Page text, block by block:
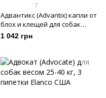
7
Адвантикс (Advantix) капли от
блох и клещей для собак
весом до 4 кг, 4 пипетки
1 042 грн